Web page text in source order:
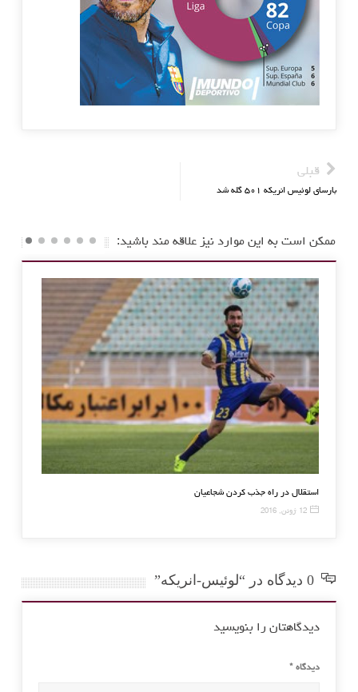
قبلی
بارسای لوئیس انریکه ۵۰۱ گله شد
ممکن است به این موارد نیز علاقه مند باشید:
رونالدو به منچستر
دیدگاهتان را بنویسید
دیدگاه *